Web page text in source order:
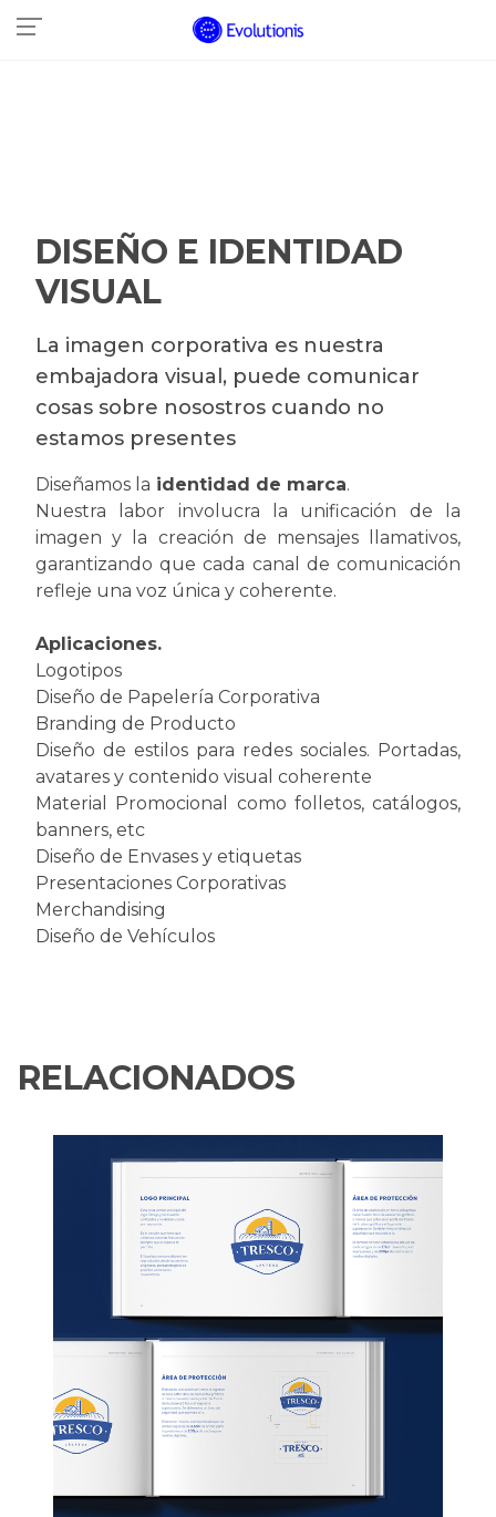
DISEÑO E IDENTIDAD
VISUAL
La imagen corporativa es nuestra
embajadora visual, puede comunicar
cosas sobre nosostros cuando no
estamos presentes
Diseñamos la identidad de marca.
Nuestra labor involucra la unificación de la
imagen y la creación de mensajes llamativos,
garantizando que cada canal de comunicación
refleje una voz única y coherente.
Aplicaciones.
Logotipos
Diseño de Papelería Corporativa
Branding de Producto
Diseño de estilos para redes sociales. Portadas,
avatares y contenido visual coherente
Material Promocional como folletos, catálogos,
banners, etc
Diseño de Envases y etiquetas
Presentaciones Corporativas
Merchandising
Diseño de Vehículos
RELACIONADOS